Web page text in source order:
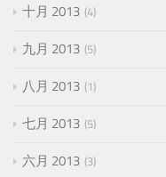
十月 2013 4
九月 2013 5
八月 2013 1
七月 2013 5
六月 2013 3